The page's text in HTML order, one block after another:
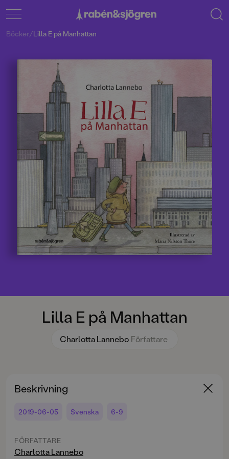
Lilla E på Manhattan
Charlotta Lannebo Författare
Böcker/Lilla E på Manhattan
Beskrivning
2019-06-05 Svenska 6-9
FÖRFATTARE
Charlotta Lannebo